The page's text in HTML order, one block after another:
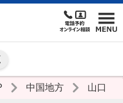
中国地方 山口